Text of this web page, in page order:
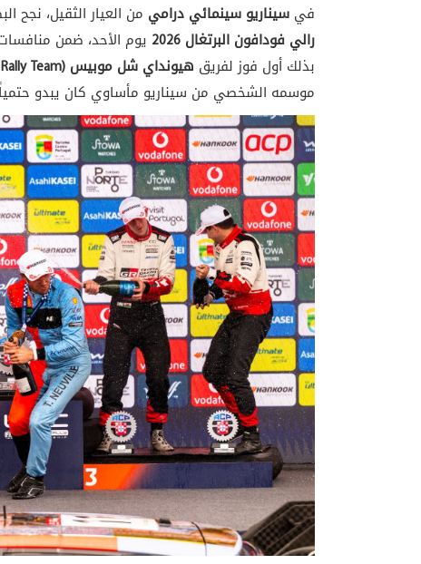
في سيناريو سينمائي درامي من العيار الثقيل، نجح
رالي فودافون البرتغال 2026
يوم الأحد، ضمن
بذلك أول فوز لفريق هيونداي شل موبيس (Hyundai Shell Mobis World Rally Team)
موسمه الشخصي من سيناريو مأساوي كان يبدو